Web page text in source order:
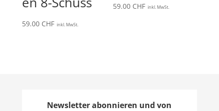
59.00 CHF inkl. MwSt.
59.00 CHF inkl. MwSt.
Newsletter abonnieren und von